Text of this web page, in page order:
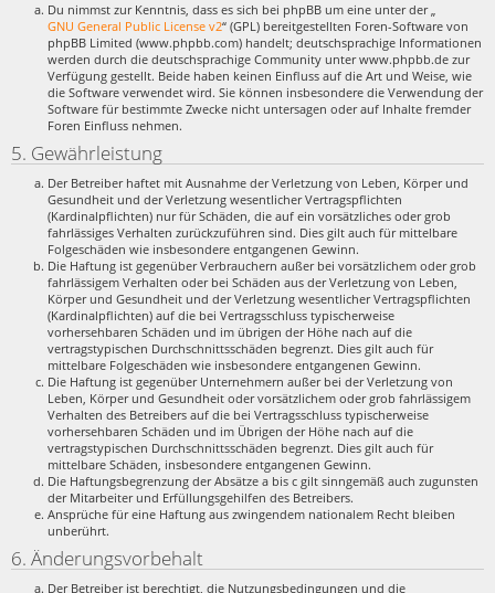
Du nimmst zur Kenntnis, dass es sich bei phpBB um eine unter der „
GNU General Public License v2“ (GPL) bereitgestellten Foren-Software von
phpBB Limited (www.phpbb.com) handelt; deutschsprachige Informationen
werden durch die deutschsprachige Community unter www.phpbb.de zur
Verfügung gestellt. Beide haben keinen Einfluss auf die Art und Weise, wie
die Software verwendet wird. Sie können insbesondere die Verwendung der
Software für bestimmte Zwecke nicht untersagen oder auf Inhalte fremder
Foren Einfluss nehmen.
5. Gewährleistung
Der Betreiber haftet mit Ausnahme der Verletzung von Leben, Körper und
Gesundheit und der Verletzung wesentlicher Vertragspflichten
(Kardinalpflichten) nur für Schäden, die auf ein vorsätzliches oder grob
fahrlässiges Verhalten zurückzuführen sind. Dies gilt auch für mittelbare
Folgeschäden wie insbesondere entgangenen Gewinn.
Die Haftung ist gegenüber Verbrauchern außer bei vorsätzlichem oder grob
fahrlässigem Verhalten oder bei Schäden aus der Verletzung von Leben,
Körper und Gesundheit und der Verletzung wesentlicher Vertragspflichten
(Kardinalpflichten) auf die bei Vertragsschluss typischerweise
vorhersehbaren Schäden und im übrigen der Höhe nach auf die
vertragstypischen Durchschnittsschäden begrenzt. Dies gilt auch für
mittelbare Folgeschäden wie insbesondere entgangenen Gewinn.
Die Haftung ist gegenüber Unternehmern außer bei der Verletzung von
Leben, Körper und Gesundheit oder vorsätzlichem oder grob fahrlässigem
Verhalten des Betreibers auf die bei Vertragsschluss typischerweise
vorhersehbaren Schäden und im Übrigen der Höhe nach auf die
vertragstypischen Durchschnittsschäden begrenzt. Dies gilt auch für
mittelbare Schäden, insbesondere entgangenen Gewinn.
Die Haftungsbegrenzung der Absätze a bis c gilt sinngemäß auch zugunsten
der Mitarbeiter und Erfüllungsgehilfen des Betreibers.
Ansprüche für eine Haftung aus zwingendem nationalem Recht bleiben
unberührt.
6. Änderungsvorbehalt
Der Betreiber ist berechtigt, die Nutzungsbedingungen und die